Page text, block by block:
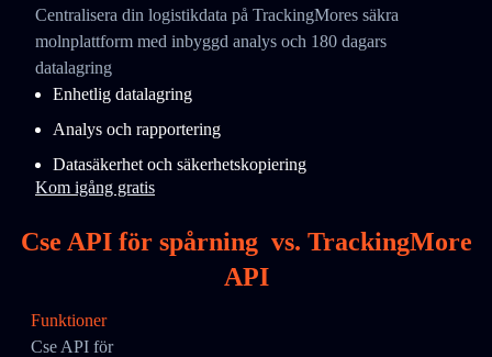
Centralisera din logistikdata på TrackingMores säkra
molnplattform med inbyggd analys och 180 dagars
datalagring
Enhetlig datalagring
Analys och rapportering
Datasäkerhet och säkerhetskopiering
Kom igång gratis
Cse API för spårning vs. TrackingMore
API
Funktioner
Cse API för